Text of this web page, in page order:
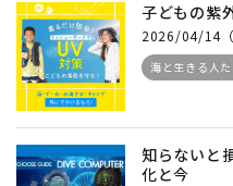
子どもの紫
2026/04/14（
海と生きる人
知らないと
化と今